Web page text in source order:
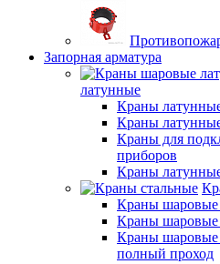
Запорная арматура
латунные
Краны
Краны
Краны для
приборов
Краны
Краны шаровые
Краны шаровые
Краны шаровые
полный проход